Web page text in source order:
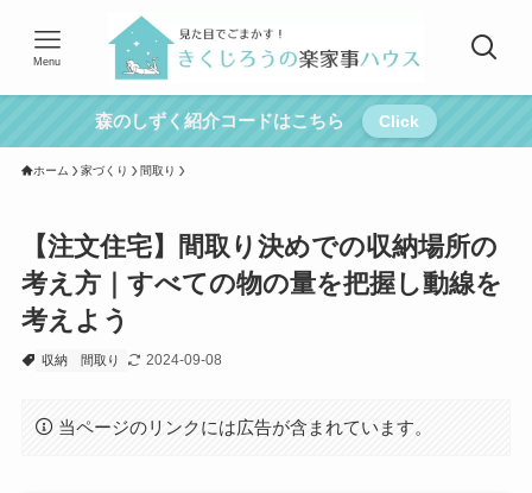
Menu
森のしずく紹介コードはこちら Click
ホーム 家づくり 間取り
【注文住宅】間取り決めでの収納場所の
考え方｜すべての物の量を把握し動線を
考えよう
収納 間取り 2024-09-08
当ページのリンクには広告が含まれています。